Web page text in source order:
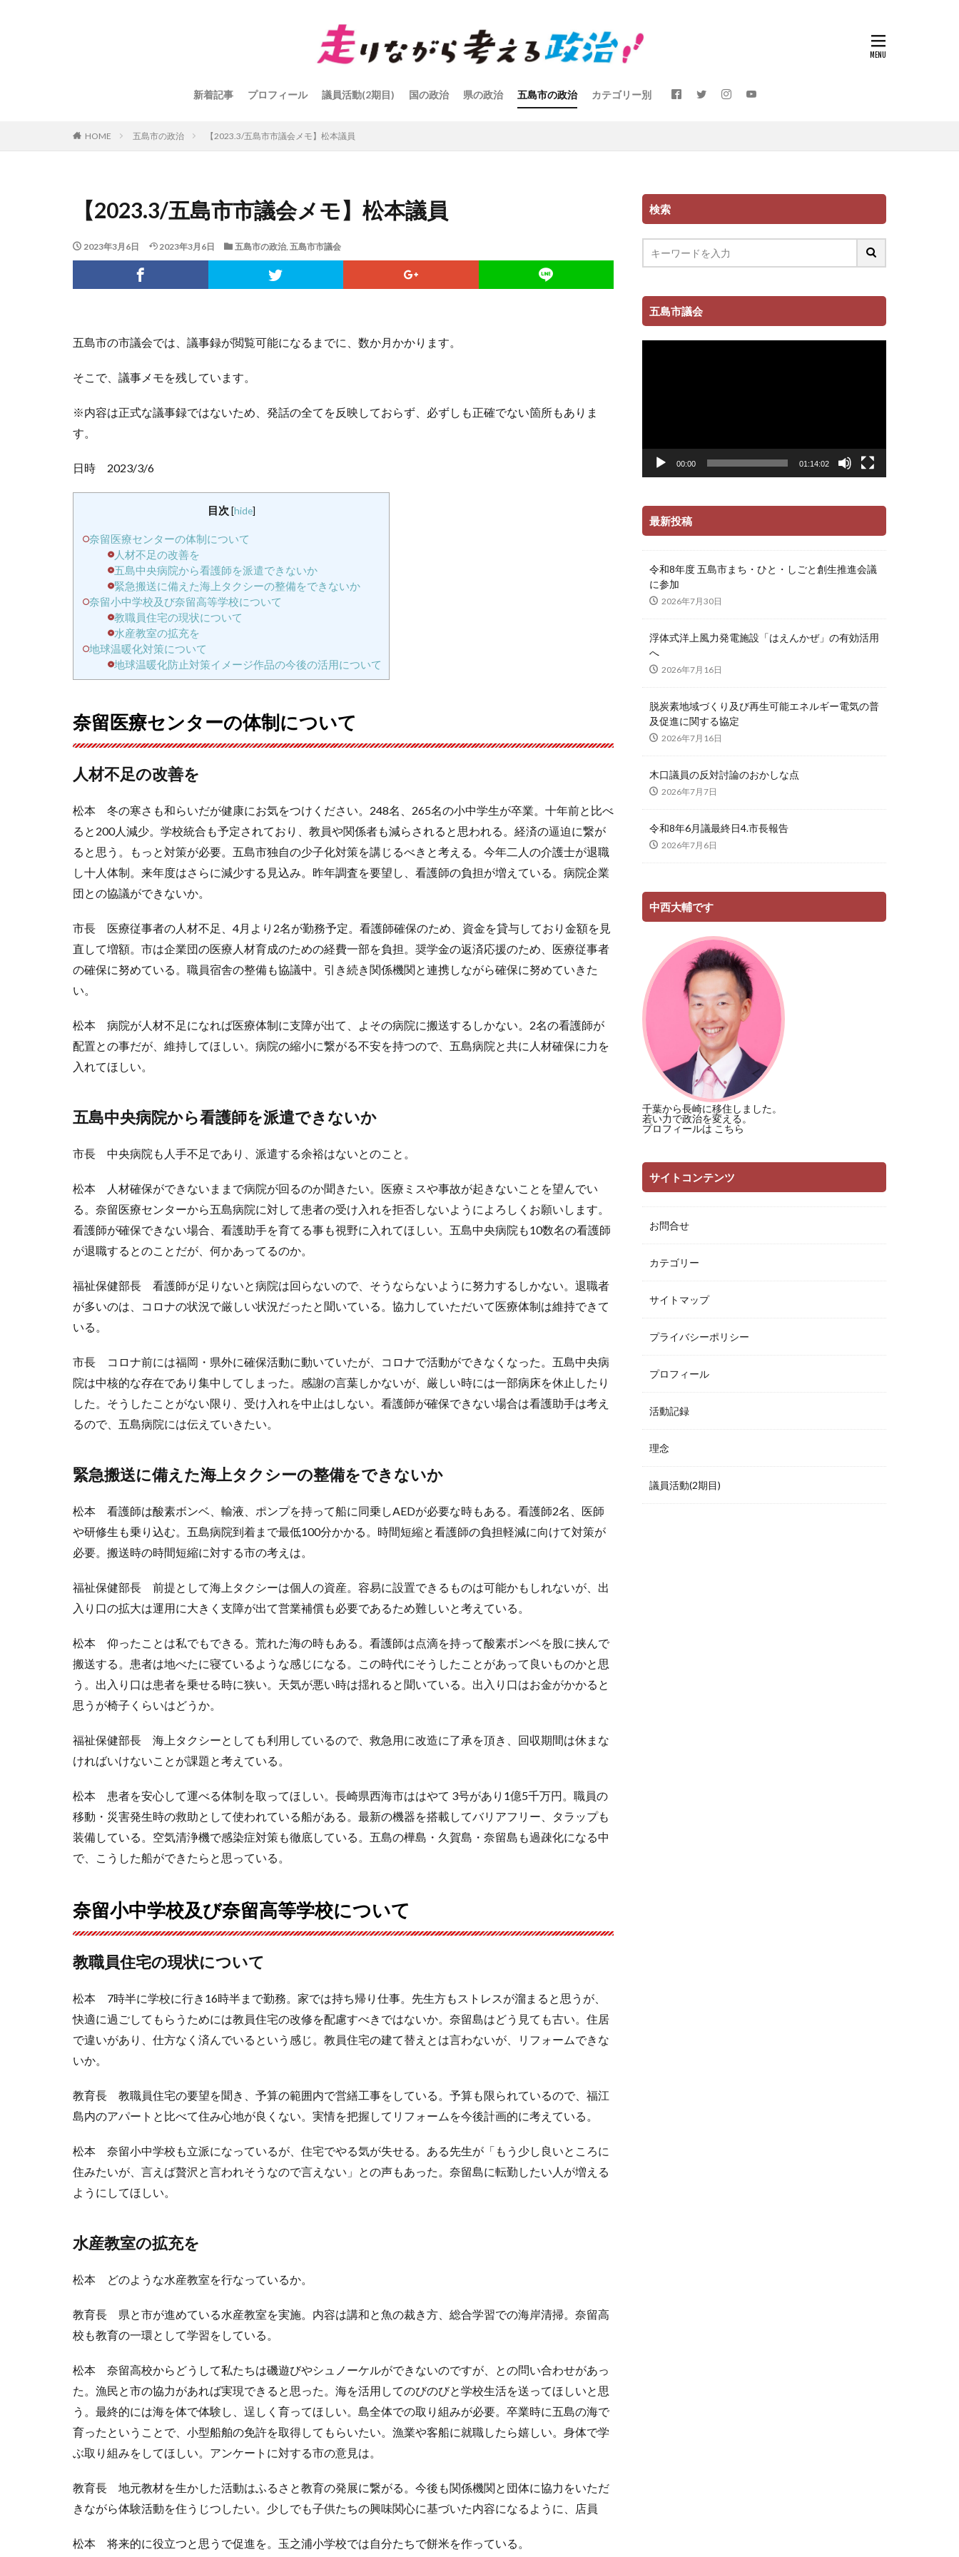
新着記事 プロフィール 議員活動(2期目) 国の政治 県の政治 五島市の政治 カテゴリー別
HOME 五島市の政治 【2023.3/五島市市議会メモ】松本議員
【2023.3/五島市市議会メモ】松本議員
2023年3月6日 2023年3月6日 五島市の政治, 五島市市議会
五島市の市議会では、議事録が閲覧可能になるまでに、数か月かかります。
そこで、議事メモを残しています。
※内容は正式な議事録ではないため、発話の全てを反映しておらず、必ずしも正確でない箇所もありま
す。
日時 2023/3/6
目次 [hide]
奈留医療センターの体制について
人材不足の改善を
五島中央病院から看護師を派遣できないか
緊急搬送に備えた海上タクシーの整備をできないか
奈留小中学校及び奈留高等学校について
教職員住宅の現状について
水産教室の拡充を
地球温暖化対策について
地球温暖化防止対策イメージ作品の今後の活用について
奈留医療センターの体制について
人材不足の改善を
松本 冬の寒さも和らいだが健康にお気をつけください。248名、265名の小中学生が卒業。十年前と比べ
ると200人減少。学校統合も予定されており、教員や関係者も減らされると思われる。経済の逼迫に繋が
ると思う。もっと対策が必要。五島市独自の少子化対策を講じるべきと考える。今年二人の介護士が退職
し十人体制。来年度はさらに減少する見込み。昨年調査を要望し、看護師の負担が増えている。病院企業
団との協議ができないか。
市長 医療従事者の人材不足、4月より2名が勤務予定。看護師確保のため、資金を貸与しており金額を見
直して増額。市は企業団の医療人材育成のための経費一部を負担。奨学金の返済応援のため、医療従事者
の確保に努めている。職員宿舎の整備も協議中。引き続き関係機関と連携しながら確保に努めていきた
い。
松本 病院が人材不足になれば医療体制に支障が出て、よその病院に搬送するしかない。2名の看護師が
配置との事だが、維持してほしい。病院の縮小に繋がる不安を持つので、五島病院と共に人材確保に力を
入れてほしい。
五島中央病院から看護師を派遣できないか
市長 中央病院も人手不足であり、派遣する余裕はないとのこと。
松本 人材確保ができないままで病院が回るのか聞きたい。医療ミスや事故が起きないことを望んでい
る。奈留医療センターから五島病院に対して患者の受け入れを拒否しないようによろしくお願いします。
看護師が確保できない場合、看護助手を育てる事も視野に入れてほしい。五島中央病院も10数名の看護師
が退職するとのことだが、何かあってるのか。
福祉保健部長 看護師が足りないと病院は回らないので、そうならないように努力するしかない。退職者
が多いのは、コロナの状況で厳しい状況だったと聞いている。協力していただいて医療体制は維持できて
いる。
市長 コロナ前には福岡・県外に確保活動に動いていたが、コロナで活動ができなくなった。五島中央病
院は中核的な存在であり集中してしまった。感謝の言葉しかないが、厳しい時には一部病床を休止したり
した。そうしたことがない限り、受け入れを中止はしない。看護師が確保できない場合は看護助手は考え
るので、五島病院には伝えていきたい。
緊急搬送に備えた海上タクシーの整備をできないか
松本 看護師は酸素ボンベ、輸液、ポンプを持って船に同乗しAEDが必要な時もある。看護師2名、医師
や研修生も乗り込む。五島病院到着まで最低100分かかる。時間短縮と看護師の負担軽減に向けて対策が
必要。搬送時の時間短縮に対する市の考えは。
福祉保健部長 前提として海上タクシーは個人の資産。容易に設置できるものは可能かもしれないが、出
入り口の拡大は運用に大きく支障が出て営業補償も必要であるため難しいと考えている。
松本 仰ったことは私でもできる。荒れた海の時もある。看護師は点滴を持って酸素ボンベを股に挟んで
搬送する。患者は地べたに寝ているような感じになる。この時代にそうしたことがあって良いものかと思
う。出入り口は患者を乗せる時に狭い。天気が悪い時は揺れると聞いている。出入り口はお金がかかると
思うが椅子くらいはどうか。
福祉保健部長 海上タクシーとしても利用しているので、救急用に改造に了承を頂き、回収期間は休まな
ければいけないことが課題と考えている。
松本 患者を安心して運べる体制を取ってほしい。長崎県西海市ははやて 3号があり1億5千万円。職員の
移動・災害発生時の救助として使われている船がある。最新の機器を搭載してバリアフリー、タラップも
装備している。空気清浄機で感染症対策も徹底している。五島の樺島・久賀島・奈留島も過疎化になる中
で、こうした船ができたらと思っている。
奈留小中学校及び奈留高等学校について
教職員住宅の現状について
松本 7時半に学校に行き16時半まで勤務。家では持ち帰り仕事。先生方もストレスが溜まると思うが、
快適に過ごしてもらうためには教員住宅の改修を配慮すべきではないか。奈留島はどう見ても古い。住居
で違いがあり、仕方なく済んでいるという感じ。教員住宅の建て替えとは言わないが、リフォームできな
いか。
教育長 教職員住宅の要望を聞き、予算の範囲内で営繕工事をしている。予算も限られているので、福江
島内のアパートと比べて住み心地が良くない。実情を把握してリフォームを今後計画的に考えている。
松本 奈留小中学校も立派になっているが、住宅でやる気が失せる。ある先生が「もう少し良いところに
住みたいが、言えば贅沢と言われそうなので言えない」との声もあった。奈留島に転勤したい人が増える
ようにしてほしい。
水産教室の拡充を
松本 どのような水産教室を行なっているか。
教育長 県と市が進めている水産教室を実施。内容は講和と魚の裁き方、総合学習での海岸清掃。奈留高
校も教育の一環として学習をしている。
松本 奈留高校からどうして私たちは磯遊びやシュノーケルができないのですが、との問い合わせがあっ
た。漁民と市の協力があれば実現できると思った。海を活用してのびのびと学校生活を送ってほしいと思
う。最終的には海を体で体験し、逞しく育ってほしい。島全体での取り組みが必要。卒業時に五島の海で
育ったということで、小型船舶の免許を取得してもらいたい。漁業や客船に就職したら嬉しい。身体で学
ぶ取り組みをしてほしい。アンケートに対する市の意見は。
教育長 地元教材を生かした活動はふるさと教育の発展に繋がる。今後も関係機関と団体に協力をいただ
きながら体験活動を住うじつしたい。少しでも子供たちの興味関心に基づいた内容になるように、店員
松本 将来的に役立つと思うで促進を。玉之浦小学校では自分たちで餅米を作っている。
検索
五島市議会
動
00:00 01:14:02
最新投稿
令和8年度 五島市まち・ひと・しごと創生推進会議
に参加
2026年7月30日
浮体式洋上風力発電施設「はえんかぜ」の有効活用
へ
2026年7月16日
脱炭素地域づくり及び再生可能エネルギー電気の普
及促進に関する協定
2026年7月16日
木口議員の反対討論のおかしな点
2026年7月7日
令和8年6月議最終日4.市長報告
2026年7月6日
中西大輔です
千葉から長崎に移住しました。
若い力で政治を変える。
プロフィールは こちら
サイトコンテンツ
お問合せ
カテゴリー
サイトマップ
プライバシーポリシー
プロフィール
活動記録
理念
議員活動(2期目)